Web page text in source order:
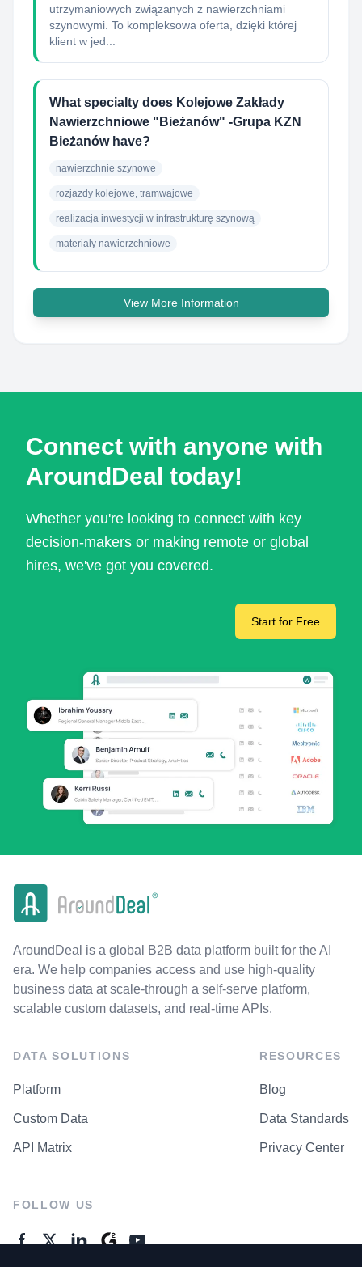
utrzymaniowych związanych z nawierzchniami
szynowymi. To kompleksowa oferta, dzięki której
klient w jed...
What specialty does Kolejowe Zakłady
Nawierzchniowe "Bieżanów" -Grupa KZN
Bieżanów have?
nawierzchnie szynowe
rozjazdy kolejowe, tramwajowe
realizacja inwestycji w infrastrukturę szynową
materiały nawierzchniowe
View More Information
Connect with anyone with
AroundDeal today!
Whether you're looking to connect with key
decision-makers or making remote or global
hires, we've got you covered.
Start for Free
AroundDeal is a global B2B data platform built for the AI
era. We help companies access and use high-quality
business data at scale-through a self-serve platform,
scalable custom datasets, and real-time APIs.
DATA SOLUTIONS
Platform
Custom Data
API Matrix
RESOURCES
Blog
Data Standards
Privacy Center
FOLLOW US